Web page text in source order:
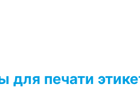
для печати